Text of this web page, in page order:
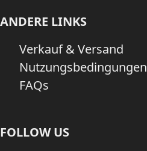
ANDERE LINKS
Verkauf & Versand
Nutzungsbedingungen
FAQs
FOLLOW US